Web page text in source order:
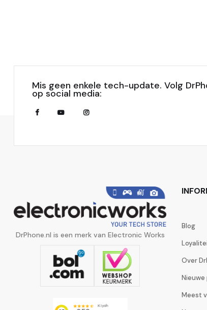
Mis geen enkele tech-update. Volg
op social media:
DrPhone.nl is een merk van Electronic Works
Blog
Over
Meest